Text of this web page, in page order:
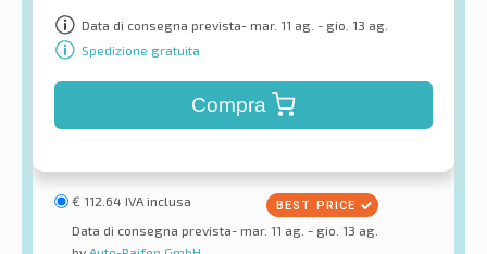
Data di consegna prevista- mar. 11 ag. - gio. 13 ag.
Spedizione gratuita
Compra
€ 112.64 IVA inclusa
Data di consegna prevista- mar. 11 ag. - gio. 13 ag.